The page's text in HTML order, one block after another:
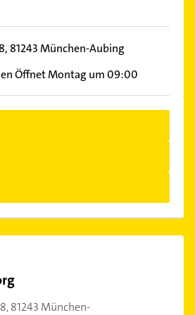
81243München-Aubing
Öffnet Montag um 09:00
81243 München-